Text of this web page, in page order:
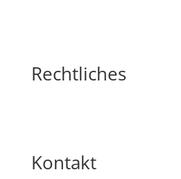
Rechtliches
Kontakt